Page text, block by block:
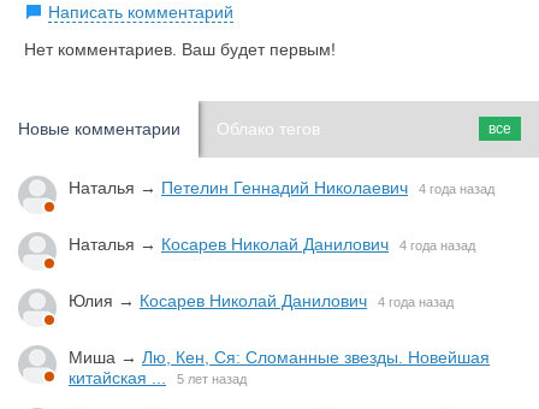
Написать комментарий
Нет комментариев. Ваш будет первым!
Новые комментарии Облако тегов все
Наталья → Петелин Геннадий Николаевич 4 года назад
Наталья → Косарев Николай Данилович 4 года назад
Юлия → Косарев Николай Данилович 4 года назад
Миша → Лю, Кен, Ся: Сломанные звезды. Новейшая
китайская ...
5 лет назад